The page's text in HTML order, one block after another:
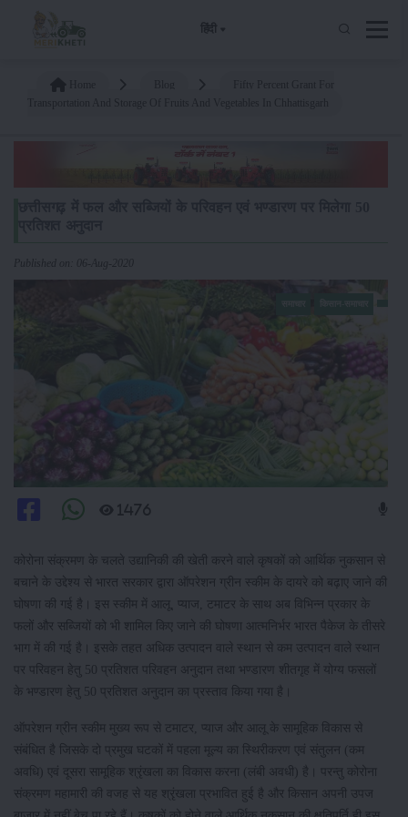
हिंदी
Published on: 06-Aug-2020
1476
कोरोना संक्रमण के चलते उद्यानिकी की खेती करने वाले कृषकों को आर्थिक नुकसान से
बचाने के उद्देश्य से भारत सरकार द्वारा ऑपरेशन ग्रीन स्कीम के दायरे को बढ़ाए जाने की
घोषणा की गई है। इस स्कीम में आलू, प्याज, टमाटर के साथ अब विभिन्न प्रकार के
फलों और सब्जियों को भी शामिल किए जाने की घोषणा आत्मनिर्भर भारत पैकेज के तीसरे
भाग में की गई है। इसके तहत अधिक उत्पादन वाले स्थान से कम उत्पादन वाले स्थान
पर परिवहन हेतु 50 प्रतिशत परिवहन अनुदान तथा भण्डारण शीतगृह में योग्य फसलों
के भण्डारण हेतु 50 प्रतिशत अनुदान का प्रस्ताव किया गया है।
ऑपरेशन ग्रीन स्कीम मुख्य रूप से टमाटर, प्याज और आलू के सामूहिक विकास से
संबंधित है जिसके दो प्रमुख घटकों में पहला मूल्य का स्थिरीकरण एवं संतुलन (कम
अवधि) एवं दूसरा सामूहिक श्रृंखला का विकास करना (लंबी अवधी) है। परन्तु कोरोना
संक्रमण महामारी की वजह से यह श्रृंखला प्रभावित हुई है और किसान अपनी उपज